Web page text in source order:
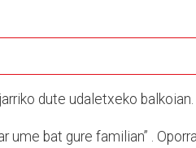
dute udaletxeko balkoian.
ume bat gure familian” .